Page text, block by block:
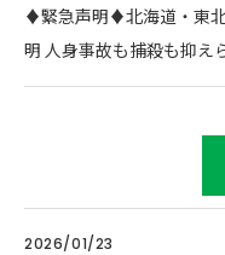
♦️緊急声明♦️北海道・東
明 人身事故も捕殺も抑え
2026/01/23